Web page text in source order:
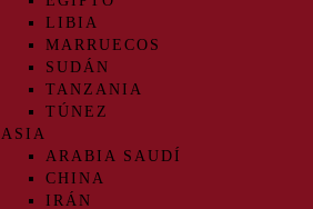
LIBIA
MARRUECOS
SUDÁN
TANZANIA
TÚNEZ
ASIA
ARABIA SAUDÍ
CHINA
IRÁN